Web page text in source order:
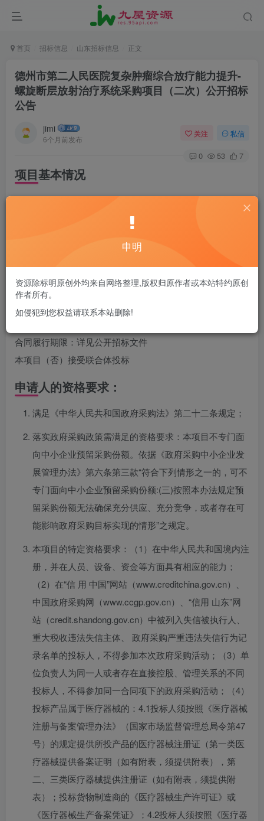
首页 招标信息 山东招标信息 正文
德州市第二人民医院复杂肿瘤综合放疗能力提升-
螺旋断层放射治疗系统采购项目（二次）公开招标
公告
jimi
6个月前发布
关注 私信
0 53 7
项目基本情况
项目编号：山东省政府采购网：
SDGP371400000202502000274
项目名称：德州市第二人民医院复杂肿瘤综合放疗能力提升-
螺旋断层放射治疗系统采购项目（二次）
预算金额：01包：4100万元；
最高限价：01包：4100万元；
合同履行期限：详见公开招标文件
本项目（否）接受联合体投标
申请人的资格要求：
满足《中华人民共和国政府采购法》第二十二条规定；
落实政府采购政策需满足的资格要求：本项目不专门面
向中小企业预留采购份额。依据《政府采购中小企业发
展管理办法》第六条第三款“符合下列情形之一的，可不
专门面向中小企业预留采购份额:(三)按照本办法规定预
留采购份额无法确保充分供应、充分竞争，或者存在可
能影响政府采购目标实现的情形”之规定。
本项目的特定资格要求：（1）在中华人民共和国境内注
册，并在人员、设备、资金等方面具有相应的能力；
（2）在“信 用 中国”网站（www.creditchina.gov.cn）、
中国政府采购网（www.ccgp.gov.cn）、“信用 山东”网
站（credit.shandong.gov.cn）中被列入失信被执行人、
重大税收违法失信主体、 政府采购严重违法失信行为记
录名单的投标人，不得参加本次政府采购活动；（3）单
位负责人为同一人或者存在直接控股、管理关系的不同
投标人，不得参加同一合同项下的政府采购活动；（4）
投标产品属于医疗器械的：4.1投标人须按照《医疗器械
注册与备案管理办法》（国家市场监督管理总局令第47
号）的规定提供所投产品的医疗器械注册证（第一类医
疗器械提供备案证明（如有附表，须提供附表），第
二、三类医疗器械提供注册证（如有附表，须提供附
表）；投标货物制造商的《医疗器械生产许可证》或
《医疗器械生产备案凭证》；4.2投标人须按照《医疗器
申明
资源除标明原创外均来自网络整理,版权归原作者或本站特约原创
作者所有。
如侵犯到您权益请联系本站删除!